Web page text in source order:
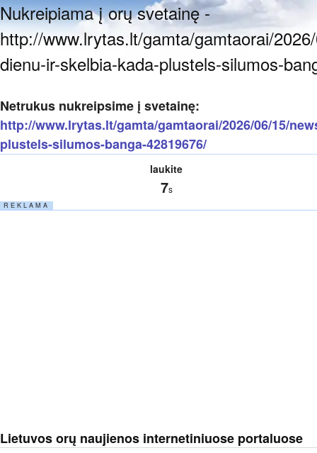
Nukreipiama į orų svetainę -
http://www.lrytas.lt/gamta/gamtaorai/
dienu-ir-skelbia-kada-plustels-silumos-
Netrukus nukreipsime į svetainę:
http://www.lrytas.lt/gamta/gamtaorai/2026/06/15/
plustels-silumos-banga-42819676/
laukite
6s
R E K L A M A
Lietuvos orų naujienos internetiniuose portaluose